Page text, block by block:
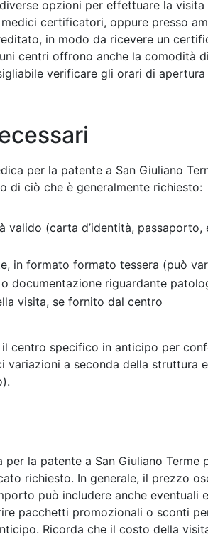
opzioni per effettuare la
certificatori, oppure presso
in modo da ricevere un
centri offrono anche la comodità
verificare gli orari di
per la patente a San Giuliano
di ciò che è generalmente richiesto:
valido (carta d’identità, passaporto,
in formato formato tessera (può
documentazione riguardante
visita, se fornito dal centro
centro specifico in anticipo per
variazioni a seconda della struttura
la patente a San Giuliano
richiesto. In generale, il prezzo
può includere anche eventuali
pacchetti promozionali o sconti
Ricorda che il costo della